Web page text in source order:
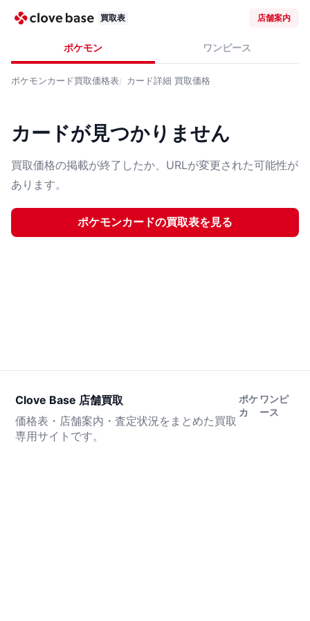
買取表 店舗案内
ポケモン ワンピース
ポケモンカード買取価格表 カード詳細 買取価格
カードが見つかりません
買取価格の掲載が終了したか、URLが変更された可能性が
あります。
ポケモンカードの買取表を見る
Clove Base 店舗買取
価格表・店舗案内・査定状況をまとめた買取
専用サイトです。
ポケ
カ
ワンピ
ース